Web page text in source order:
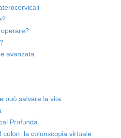
avanzata
può salvare la vita
Profunda
colon: la colonscopia virtuale